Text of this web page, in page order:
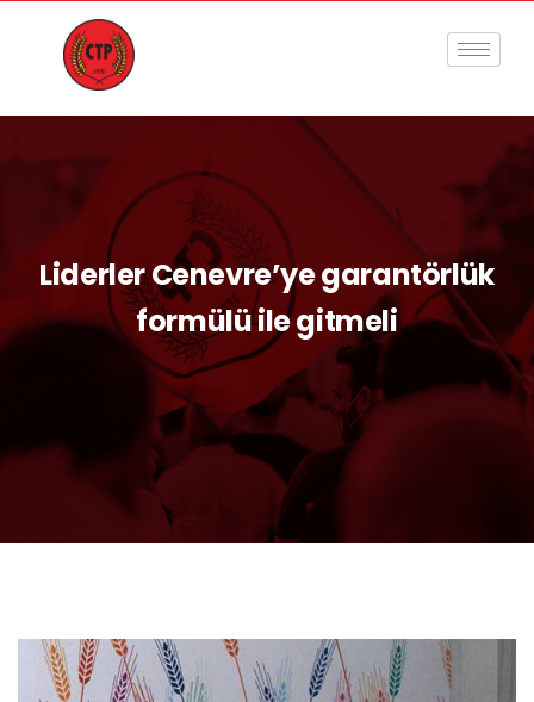
Liderler Cenevre’ye garantörlük
formülü ile gitmeli